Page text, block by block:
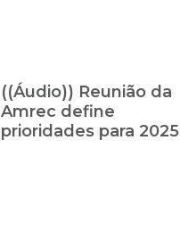
((Áudio)) Reunião da
Amrec define
prioridades para 2025